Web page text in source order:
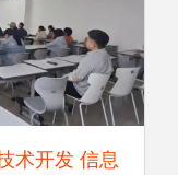
术开发 信息